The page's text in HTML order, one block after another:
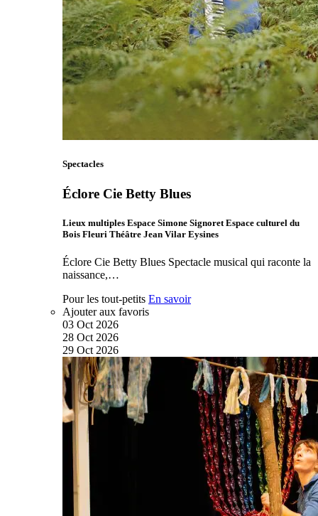
Spectacles
Éclore Cie Betty Blues
Lieux multiples Espace Simone Signoret Espace culturel du
Bois Fleuri Théâtre Jean Vilar Eysines
Éclore Cie Betty Blues Spectacle musical qui raconte la
naissance,…
Pour les tout-petits En savoir
Ajouter aux favoris
03 Oct 2026
28 Oct 2026
29 Oct 2026